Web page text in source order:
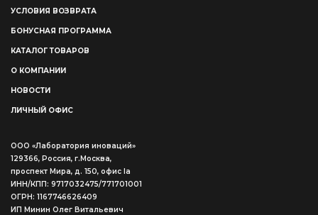
УСЛОВИЯ ВОЗВРАТА
БОНУСНАЯ ПРОГРАММА
КАТАЛОГ ТОВАРОВ
О КОМПАНИИ
НОВОСТИ
ЛИЧНЫЙ ОФИС
ООО «Лаборатория иноваций»
129366, Россия, г.Москва,
проспект Мира, д. 150, офис Ia
ИНН/КПП: 9717032475/771701001
ОГРН: 1167746626409
ИП Минин Олег Витальевич